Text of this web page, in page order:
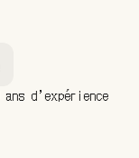
ans d’expérience